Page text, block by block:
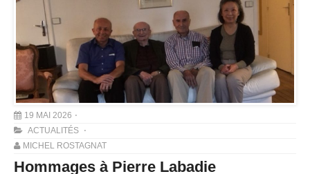
19 MAI 2026
ACTUALITÉS
MICHEL ROSTAGNAT
Hommages à Pierre Labadie